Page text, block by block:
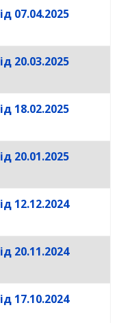
07.04.2025
20.03.2025
18.02.2025
20.01.2025
12.12.2024
20.11.2024
17.10.2024